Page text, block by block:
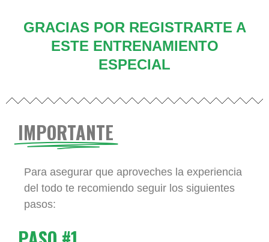
GRACIAS POR REGISTRARTE A
ESTE ENTRENAMIENTO
ESPECIAL
IMPORTANTE
Para asegurar que aproveches la experiencia
del todo te recomiendo seguir los siguientes
pasos: